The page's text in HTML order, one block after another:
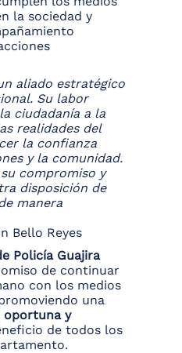
la sociedad y
aliado estratégico
Su labor
ciudadanía a la
realidades del
la confianza
y la comunidad.
compromiso y
disposición de
manera
Bello Reyes
Policía Guajira
de continuar
con los medios
una
oportuna y
de todos los